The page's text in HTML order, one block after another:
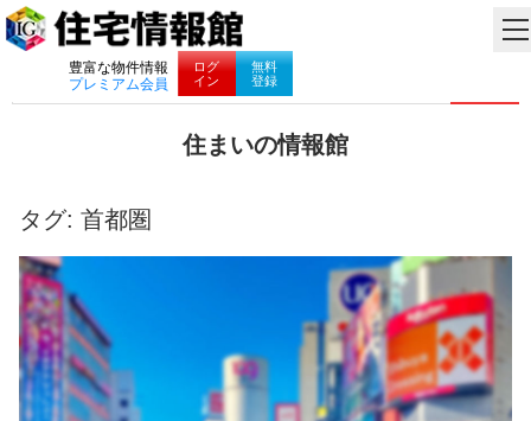
豊富な物件情報
プレミアム会員
ログ
イン
無料
登録
ナビゲーション
住まいの情報館
い
と
暮
ら
し
に
役
立
つ
タグ: 首都圏